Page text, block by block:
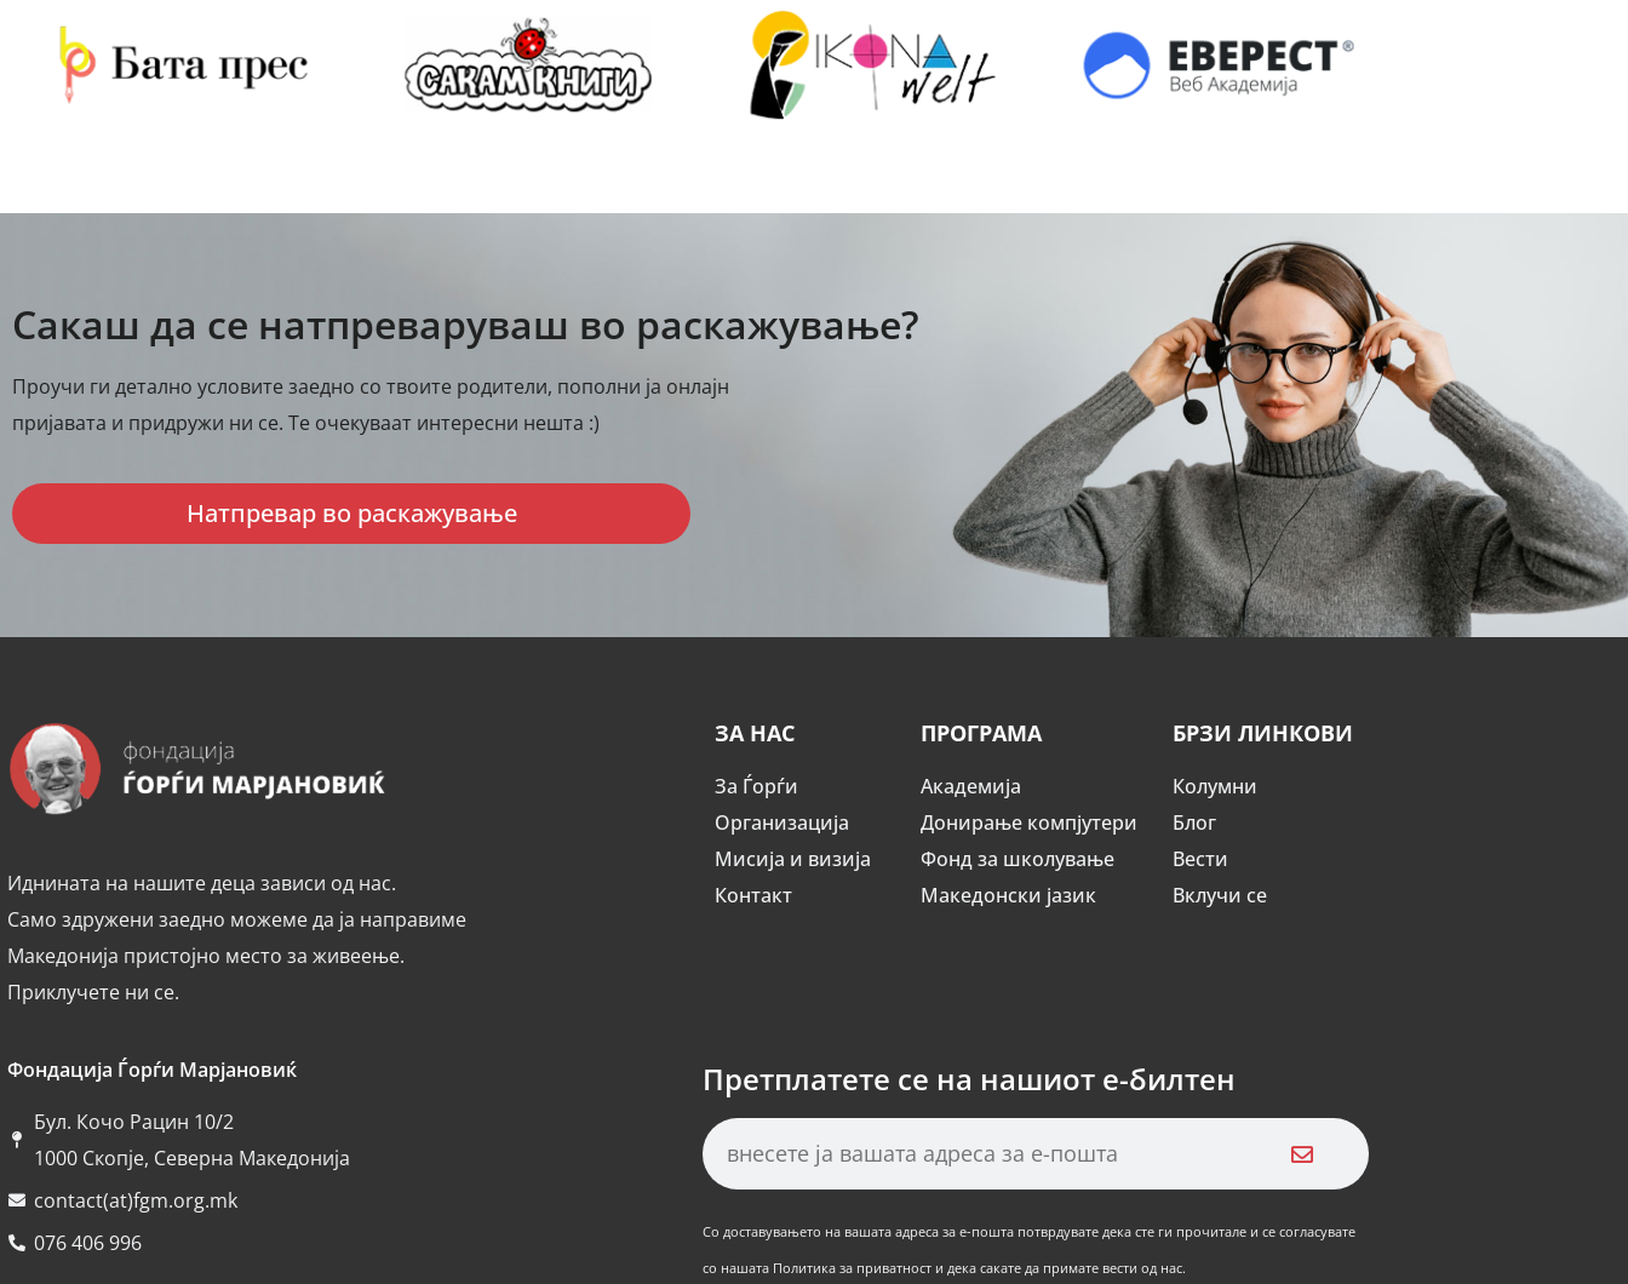
Сакаш да се натпреваруваш во раскажување?
Проучи ги детално условите заедно со твоите родители, пополни ја онлајн
пријавата и придружи ни се. Те очекуваат интересни нешта :)
Натпревар во раскажување
Иднината на нашите деца зависи од нас.
Само здружени заедно можеме да ја направиме
Македонија пристојно место за живеење.
Приклучете ни се.
ЗА НАС
За Ѓорѓи
Организација
Мисија и визија
Контакт
ПРОГРАМА
Академија
Донирање компјутери
Фонд за школување
Македонски јазик
БРЗИ ЛИНКОВИ
Колумни
Блог
Вести
Вклучи се
Фондација Ѓорѓи Марјановиќ
Бул. Кочо Рацин 10/2
1000 Скопје, Северна Македонија
contact(at)fgm.org.mk
076 406 996
Претплатете се на нашиот е-билтен
Со доставувањето на вашата адреса за е-пошта потврдувате дека сте ги прочитале и се согласувате
со нашата Политика за приватност и дека сакате да примате вести од нас.